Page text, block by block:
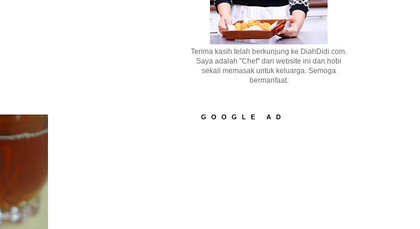
Terima kasih telah berkunjung ke DiahDidi.com.
Saya adalah "Chef" dari website ini dan hobi
sekali memasak untuk keluarga. Semoga
bermanfaat.
GOOGLE AD